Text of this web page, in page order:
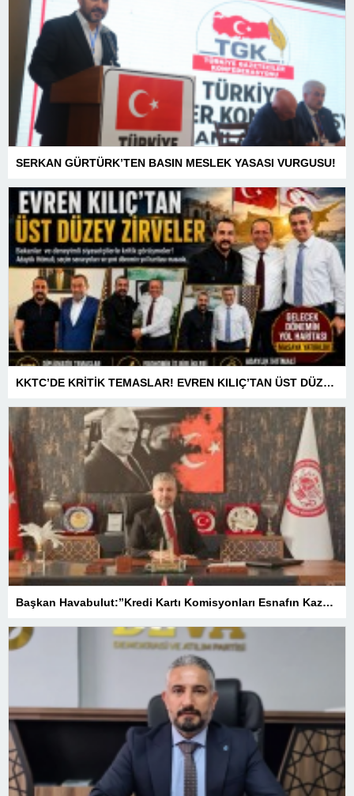
SERKAN GÜRTÜRK’TEN BASIN MESLEK YASASI VURGUSU!
KKTC’DE KRİTİK TEMASLAR! EVREN KILIÇ’TAN ÜST DÜZEY ZİRVELER
Başkan Havabulut:”Kredi Kartı Komisyonları Esnafın Kazancını Eritiyor”